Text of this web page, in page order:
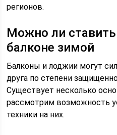
регионов.
Можно ли
балконе зимой
Балконы и лоджии могут
друга по степени
Существует несколько
рассмотрим возможность
техники на них.